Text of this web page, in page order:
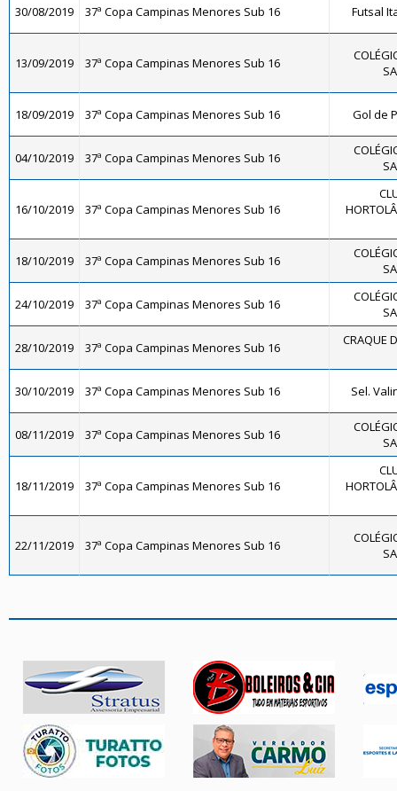
30/08/2019 37ª Copa Campinas Menores Sub 16 Futsal
13/09/2019 37ª Copa Campinas Menores Sub 16
18/09/2019 37ª Copa Campinas Menores Sub 16 Gol de
04/10/2019 37ª Copa Campinas Menores Sub 16
16/10/2019 37ª Copa Campinas Menores Sub 16
18/10/2019 37ª Copa Campinas Menores Sub 16
24/10/2019 37ª Copa Campinas Menores Sub 16
28/10/2019 37ª Copa Campinas Menores Sub 16 CRAQUE
30/10/2019 37ª Copa Campinas Menores Sub 16 Sel.
08/11/2019 37ª Copa Campinas Menores Sub 16
18/11/2019 37ª Copa Campinas Menores Sub 16
22/11/2019 37ª Copa Campinas Menores Sub 16